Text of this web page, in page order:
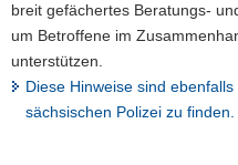
breit gefächertes Beratungs-
um Betroffene im
unterstützen.
Diese Hinweise sind
sächsischen Polizei zu finden.